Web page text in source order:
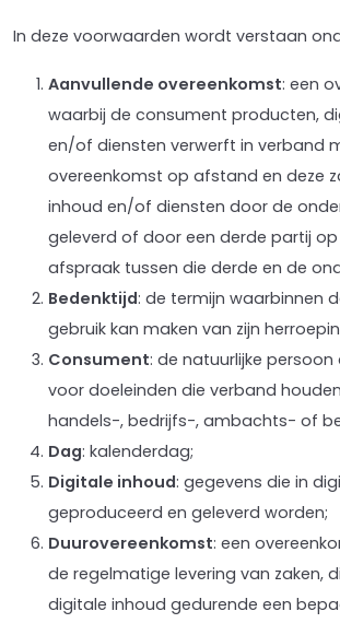
In deze voorwaarden wordt verstaan
Aanvullende overeenkomst: een
waarbij de consument producten,
en/of diensten verwerft in verband
overeenkomst op afstand en deze
inhoud en/of diensten door de
geleverd of door een derde partij
afspraak tussen die derde en de
Bedenktijd: de termijn waarbinnen
gebruik kan maken van zijn
Consument: de natuurlijke
voor doeleinden die verband
handels-, bedrijfs-, ambachts- of
Dag: kalenderdag;
Digitale inhoud: gegevens die in
geproduceerd en geleverd worden;
Duurovereenkomst: een
de regelmatige levering van zaken,
digitale inhoud gedurende een